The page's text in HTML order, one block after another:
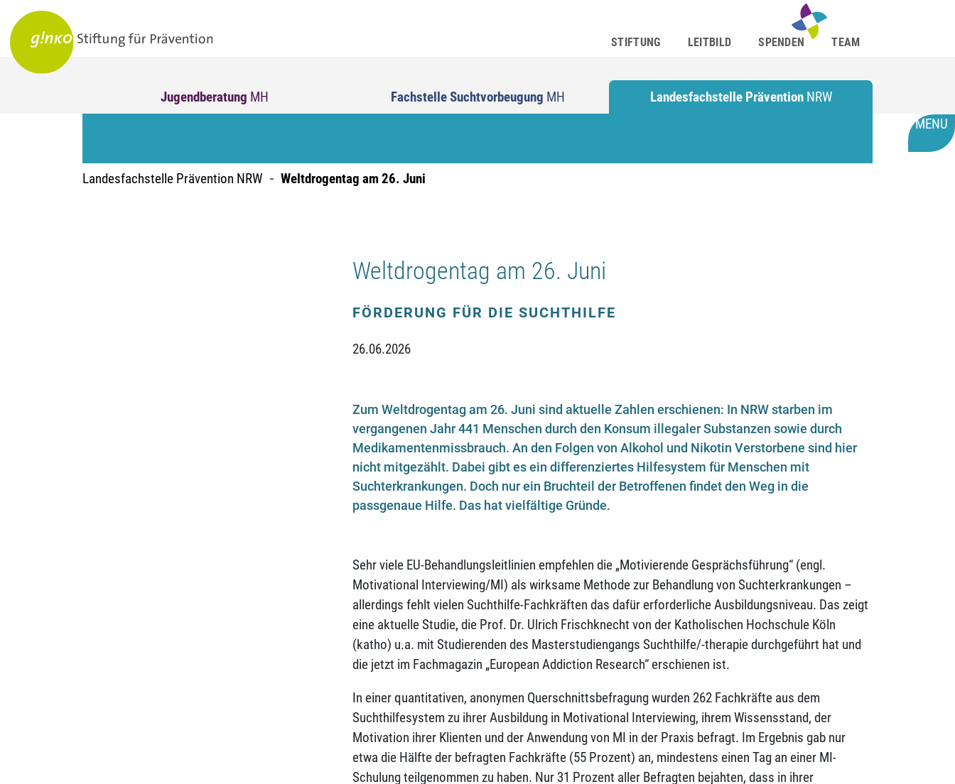
STIFTUNG LEITBILD SPENDEN TEAM
Jugendberatung MH Fachstelle Suchtvorbeugung MH Landesfachstelle Prävention NRW
Landesfachstelle Prävention NRW Weltdrogentag am 26. Juni
MENU
Weltdrogentag am 26. Juni
FÖRDERUNG FÜR DIE SUCHTHILFE
26.06.2026
Zum Weltdrogentag am 26. Juni sind aktuelle Zahlen erschienen: In NRW starben im
vergangenen Jahr 441 Menschen durch den Konsum illegaler Substanzen sowie durch
Medikamentenmissbrauch. An den Folgen von Alkohol und Nikotin Verstorbene sind hier
nicht mitgezählt. Dabei gibt es ein differenziertes Hilfesystem für Menschen mit
Suchterkrankungen. Doch nur ein Bruchteil der Betroffenen findet den Weg in die
passgenaue Hilfe. Das hat vielfältige Gründe.
Sehr viele EU-Behandlungsleitlinien empfehlen die „Motivierende Gesprächsführung“ (engl.
Motivational Interviewing/MI) als wirksame Methode zur Behandlung von Suchterkrankungen –
allerdings fehlt vielen Suchthilfe-Fachkräften das dafür erforderliche Ausbildungsniveau. Das zeigt
eine aktuelle Studie, die Prof. Dr. Ulrich Frischknecht von der Katholischen Hochschule Köln
(katho) u.a. mit Studierenden des Masterstudiengangs Suchthilfe/-therapie durchgeführt hat und
die jetzt im Fachmagazin „European Addiction Research“ erschienen ist.
In einer quantitativen, anonymen Querschnittsbefragung wurden 262 Fachkräfte aus dem
Suchthilfesystem zu ihrer Ausbildung in Motivational Interviewing, ihrem Wissensstand, der
Motivation ihrer Klienten und der Anwendung von MI in der Praxis befragt. Im Ergebnis gab nur
etwa die Hälfte der befragten Fachkräfte (55 Prozent) an, mindestens einen Tag an einer MI-
Schulung teilgenommen zu haben. Nur 31 Prozent aller Befragten bejahten, dass in ihrer